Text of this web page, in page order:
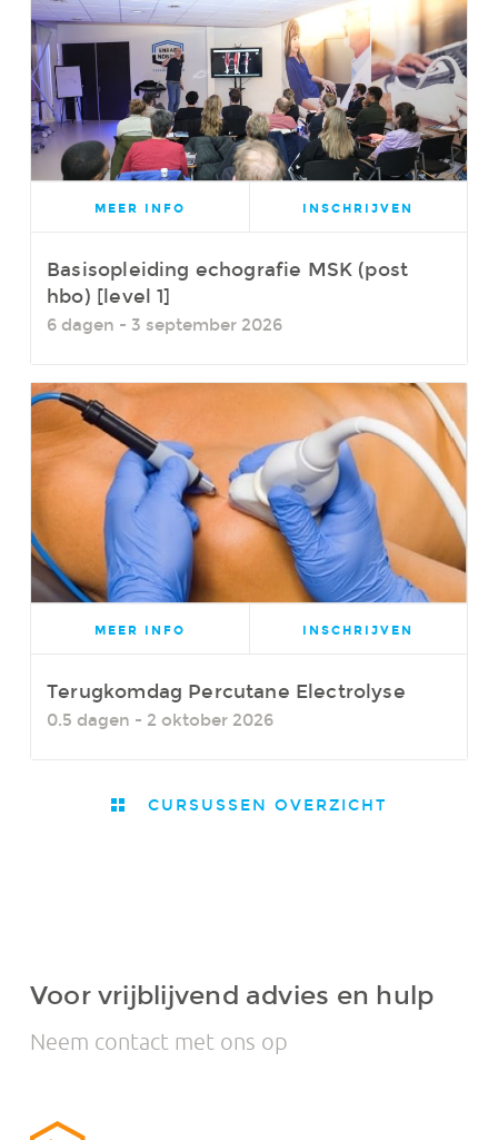
MEER INFO INSCHRIJVEN
Basisopleiding echografie MSK (post
hbo) [level 1]
6 dagen - 3 september 2026
MEER INFO INSCHRIJVEN
Terugkomdag Percutane Electrolyse
0.5 dagen - 2 oktober 2026
CURSUSSEN OVERZICHT
Voor vrijblijvend advies en hulp
Neem contact met ons op